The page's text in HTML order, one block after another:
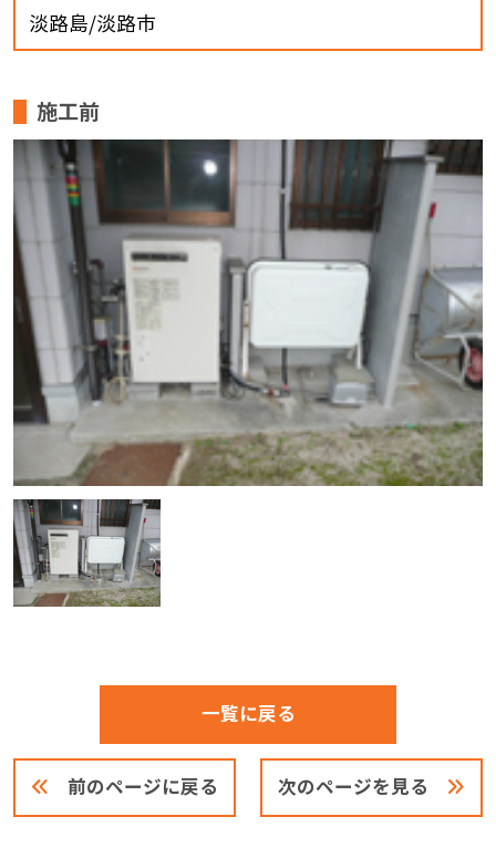
淡路島/淡路市
施工前
前のページに戻る
一覧に戻る
次のページを見る